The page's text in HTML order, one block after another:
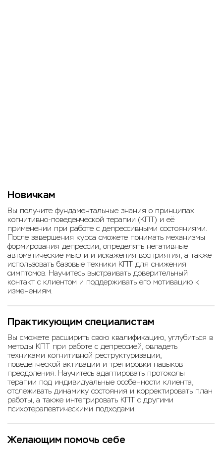
Новичкам
Вы получите фундаментальные знания о принципах
когнитивно-поведенческой терапии (КПТ) и её
применении при работе с депрессивными состояниями.
После завершения курса сможете понимать механизмы
формирования депрессии, определять негативные
автоматические мысли и искажения восприятия, а также
использовать базовые техники КПТ для снижения
симптомов. Научитесь выстраивать доверительный
контакт с клиентом и поддерживать его мотивацию к
изменениям.
Практикующим специалистам
Вы сможете расширить свою квалификацию, углубиться в
методы КПТ при работе с депрессией, овладеть
техниками когнитивной реструктуризации,
поведенческой активации и тренировки навыков
преодоления. Научитесь адаптировать протоколы
терапии под индивидуальные особенности клиента,
отслеживать динамику состояния и корректировать план
работы, а также интегрировать КПТ с другими
психотерапевтическими подходами.
Желающим помочь себе